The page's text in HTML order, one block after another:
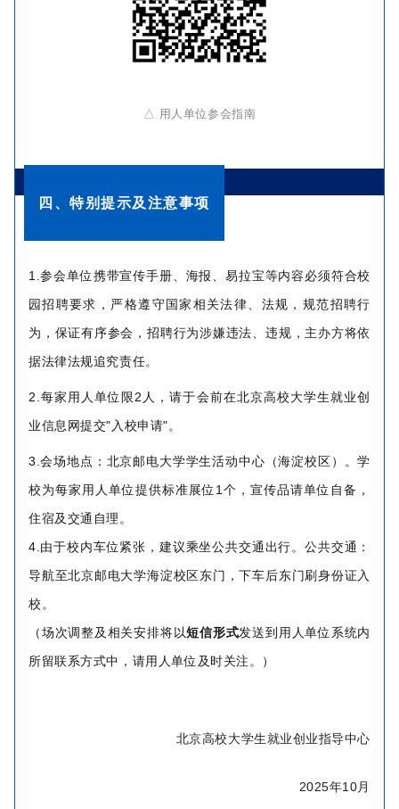
△ 用人单位参会指南
四、特别提示及注意事项
1.参会单位携带宣传手册、海报、易拉宝等内容必须符合校
园招聘要求，严格遵守国家相关法律、法规，规范招聘行
为，保证有序参会，招聘行为涉嫌违法、违规，主办方将依
据法律法规追究责任。
2.每家用人单位限2人，请于会前在北京高校大学生就业创
业信息网提交"入校申请"。
3.会场地点：北京邮电大学学生活动中心（海淀校区）。学
校为每家用人单位提供标准展位1个，宣传品请单位自备，
住宿及交通自理。
4.由于校内车位紧张，建议乘坐公共交通出行。公共交通：
导航至北京邮电大学海淀校区东门，下车后东门刷身份证入
校。
（场次调整及相关安排将以短信形式发送到用人单位系统内
所留联系方式中，请用人单位及时关注。）
北京高校大学生就业创业指导中心
2025年10月